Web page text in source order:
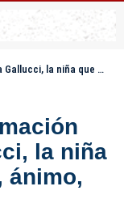
“ánimo, ánimo, ánimo”
la niña
ánimo,